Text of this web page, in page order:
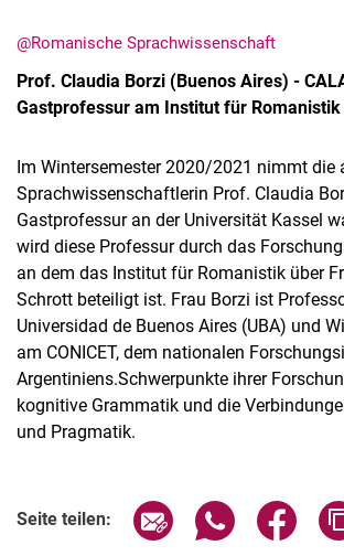
@Romanische Sprachwissenschaft
Prof. Claudia Borzi (Buenos Aires) -
Gastprofessur am Institut für Romanistik
Im Wintersemester 2020/2021 nimmt die
Sprachwissenschaftlerin Prof. Claudia
Gastprofessur an der Universität Kassel
wird diese Professur durch das
an dem das Institut für Romanistik über
Schrott beteiligt ist. Frau Borzi ist
Universidad de Buenos Aires (UBA) und
am CONICET, dem nationalen
Argentiniens.Schwerpunkte ihrer
kognitive Grammatik und die
und Pragmatik.
Seite teilen: Seite über E-Mail
Seite über